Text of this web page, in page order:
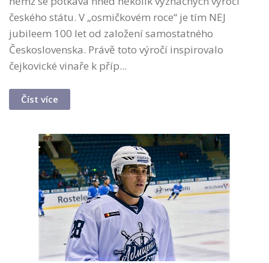
českého státu. V „osmičkovém roce“ je tím NEJ
jubileem 100 let od založení samostatného
Československa. Právě toto výročí inspirovalo
čejkovické vinaře k příp...
Číst více